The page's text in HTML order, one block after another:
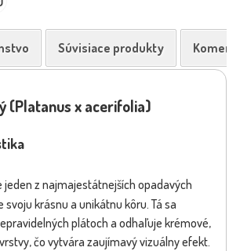
Súvisiace produkty
(Platanus x acerifolia)
jeden z najmajestátnejších opadavých
krásnu a unikátnu kôru. Tá sa
plátoch a odhaľuje krémové,
čo vytvára zaujímavý vizuálny efekt.